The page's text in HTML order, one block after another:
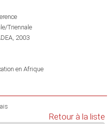
Triennale
2003
en Afrique
Retour à la liste